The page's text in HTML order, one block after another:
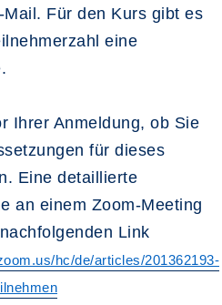
Für den Kurs gibt es
eine
Ihrer Anmeldung, ob Sie
für dieses
Eine detaillierte
an einem Zoom-Meeting
Link
hc/de/articles/201362193-